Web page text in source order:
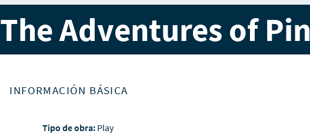
The Adventures of
INFORMACIÓN BÁSICA
Tipo de obra: Play